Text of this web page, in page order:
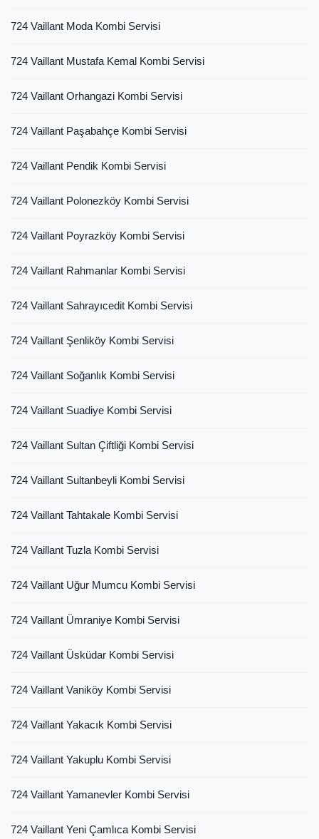
724 Vaillant Moda Kombi Servisi
724 Vaillant Mustafa Kemal Kombi Servisi
724 Vaillant Orhangazi Kombi Servisi
724 Vaillant Paşabahçe Kombi Servisi
724 Vaillant Pendik Kombi Servisi
724 Vaillant Polonezköy Kombi Servisi
724 Vaillant Poyrazköy Kombi Servisi
724 Vaillant Rahmanlar Kombi Servisi
724 Vaillant Sahrayıcedit Kombi Servisi
724 Vaillant Şenliköy Kombi Servisi
724 Vaillant Soğanlık Kombi Servisi
724 Vaillant Suadiye Kombi Servisi
724 Vaillant Sultan Çiftliği Kombi Servisi
724 Vaillant Sultanbeyli Kombi Servisi
724 Vaillant Tahtakale Kombi Servisi
724 Vaillant Tuzla Kombi Servisi
724 Vaillant Uğur Mumcu Kombi Servisi
724 Vaillant Ümraniye Kombi Servisi
724 Vaillant Üsküdar Kombi Servisi
724 Vaillant Vaniköy Kombi Servisi
724 Vaillant Yakacık Kombi Servisi
724 Vaillant Yakuplu Kombi Servisi
724 Vaillant Yamanevler Kombi Servisi
724 Vaillant Yeni Çamlıca Kombi Servisi